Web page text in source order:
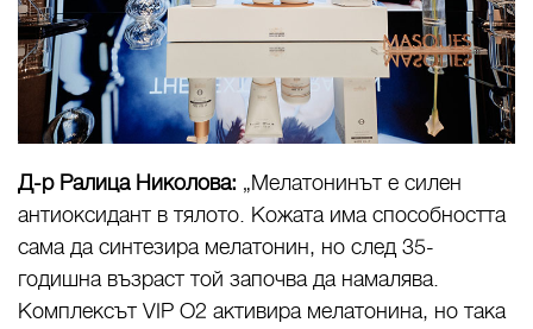
Д-р Ралица Николова: „Мелатонинът е силен
антиоксидант в тялото. Кожата има способността
сама да синтезира мелатонин, но след 35-
годишна възраст той започва да намалява.
Комплексът VIP О2 активира мелатонина, но така